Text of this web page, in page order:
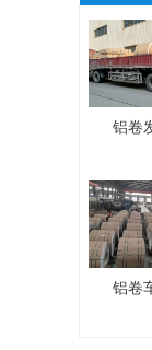
铝卷
铝卷